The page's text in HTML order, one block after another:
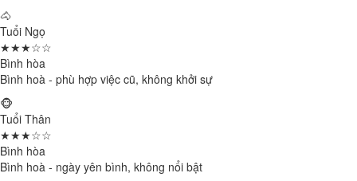
🐴
Tuổi Ngọ
★★★☆☆
Bình hòa
Bình hoà - phù hợp việc cũ, không khởi sự
🐵
Tuổi Thân
★★★☆☆
Bình hòa
Bình hoà - ngày yên bình, không nổi bật